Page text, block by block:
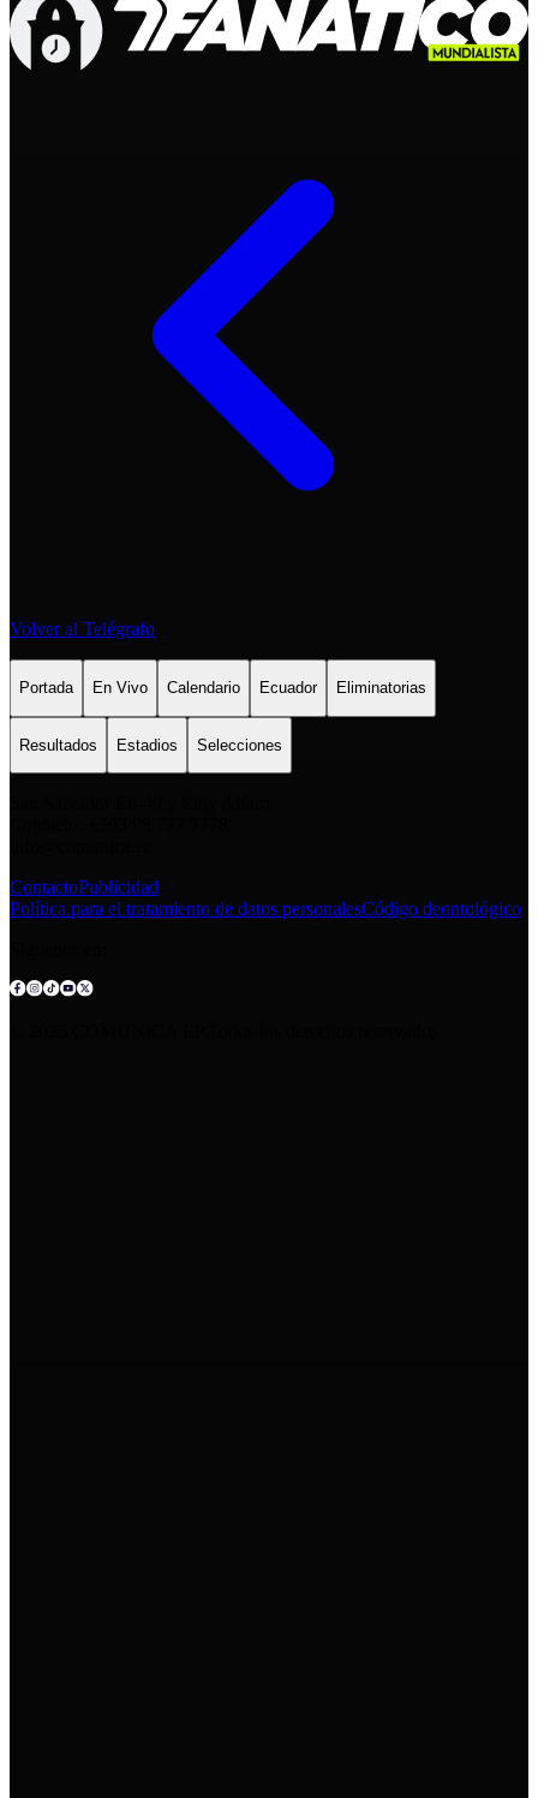
Volver al Telégrafo
Portada En Vivo Calendario Ecuador Eliminatorias
Resultados Estadios Selecciones
ContactoPublicidad
Política para el tratamiento de datos personalesCódigo deontológico